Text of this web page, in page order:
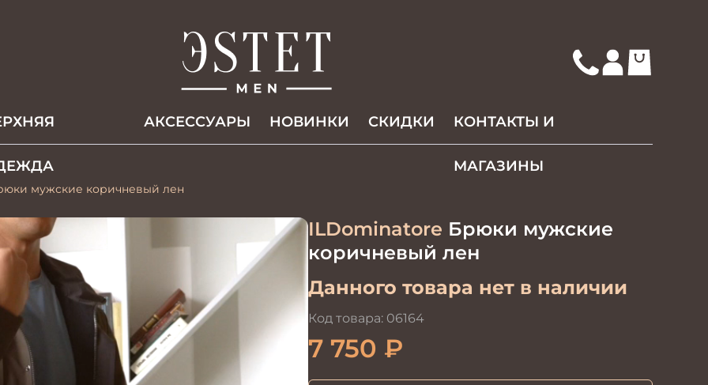
АКCЕССУАРЫ НОВИНКИ СКИДКИ КОНТАКТЫ И
МАГАЗИНЫ
мужские коричневый лен
ILDominatore Брюки мужские
коричневый лен
Данного товара нет в наличии
Код товара: 06164
7 750 ₽